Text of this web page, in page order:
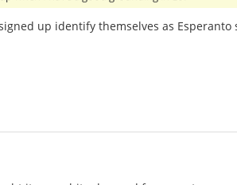
up identify themselves as Esperanto